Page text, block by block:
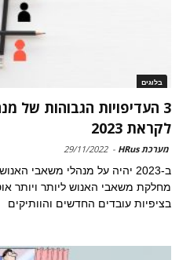
בלוגים
3 העדיפויות הגבוהות של
לקראת 2023
מערכת HRus -
29/11/2022
ב-2023 יהיה על מנהלי משאבי
מחלקת משאבי האנוש ליותר ויותר
בציפיות עובדים החדשים והוותיקים